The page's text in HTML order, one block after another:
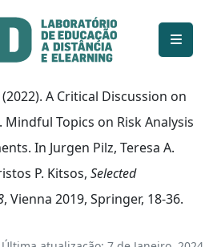
A Critical Discussion on
Mindful Topics on Risk Analysis
In Jurgen Pilz, Teresa A.
P. Kitsos, Selected
, Vienna 2019, Springer, 18-36.